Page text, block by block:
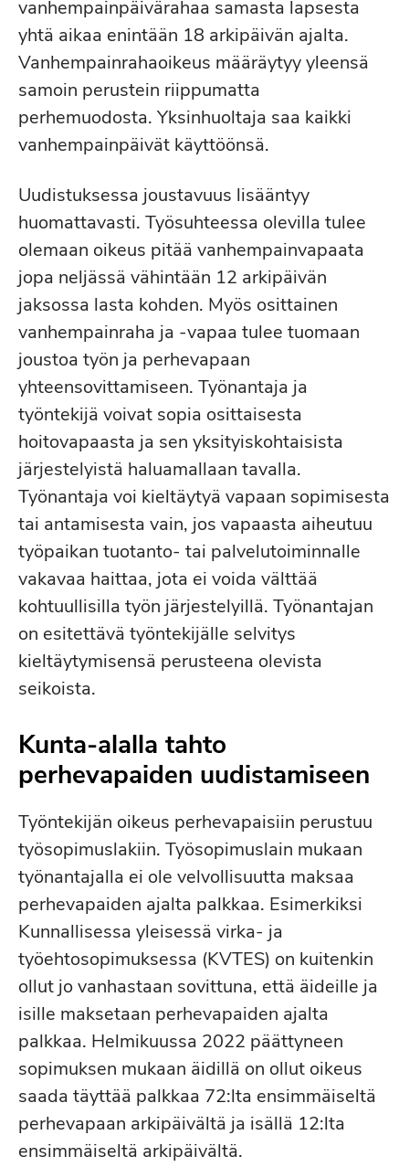
vanhempainpäivärahaa samasta lapsesta
yhtä aikaa enintään 18 arkipäivän ajalta.
Vanhempainrahaoikeus määräytyy yleensä
samoin perustein riippumatta
perhemuodosta. Yksinhuoltaja saa kaikki
vanhempainpäivät käyttöönsä.
Uudistuksessa joustavuus lisääntyy
huomattavasti. Työsuhteessa olevilla tulee
olemaan oikeus pitää vanhempainvapaata
jopa neljässä vähintään 12 arkipäivän
jaksossa lasta kohden. Myös osittainen
vanhempainraha ja -vapaa tulee tuomaan
joustoa työn ja perhevapaan
yhteensovittamiseen. Työnantaja ja
työntekijä voivat sopia osittaisesta
hoitovapaasta ja sen yksityiskohtaisista
järjestelyistä haluamallaan tavalla.
Työnantaja voi kieltäytyä vapaan sopimisesta
tai antamisesta vain, jos vapaasta aiheutuu
työpaikan tuotanto- tai palvelutoiminnalle
vakavaa haittaa, jota ei voida välttää
kohtuullisilla työn järjestelyillä. Työnantajan
on esitettävä työntekijälle selvitys
kieltäytymisensä perusteena olevista
seikoista.
Kunta-alalla tahto
perhevapaiden uudistamiseen
Työntekijän oikeus perhevapaisiin perustuu
työsopimuslakiin. Työsopimuslain mukaan
työnantajalla ei ole velvollisuutta maksaa
perhevapaiden ajalta palkkaa. Esimerkiksi
Kunnallisessa yleisessä virka- ja
työehtosopimuksessa (KVTES) on kuitenkin
ollut jo vanhastaan sovittuna, että äideille ja
isille maksetaan perhevapaiden ajalta
palkkaa. Helmikuussa 2022 päättyneen
sopimuksen mukaan äidillä on ollut oikeus
saada täyttää palkkaa 72:lta ensimmäiseltä
perhevapaan arkipäivältä ja isällä 12:lta
ensimmäiseltä arkipäivältä.